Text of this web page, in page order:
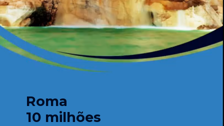
Roma
10 milhões